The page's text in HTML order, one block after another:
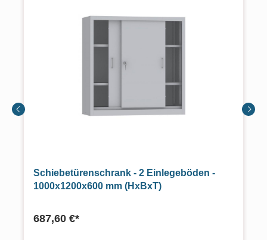
Schiebetürenschrank - 2 Einlegeböden -
1000x1200x600 mm (HxBxT)
687,60 €*